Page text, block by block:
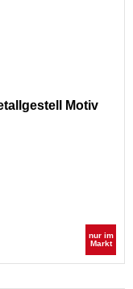
Motiv
nur im
Markt